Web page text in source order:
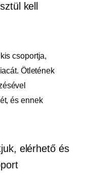
kell
csoportja,
Ötletének
és ennek
elérhető és